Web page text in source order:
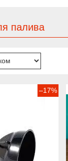
палива
–17%